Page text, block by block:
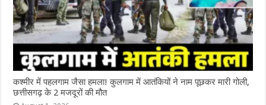
कश्‍मीर में पहलगाम जैसा हमला! कुलगाम में आतंकियों ने नाम पूछकर मारी गोली,
छत्तीसगढ़ के 2 मजदूरों की मौत